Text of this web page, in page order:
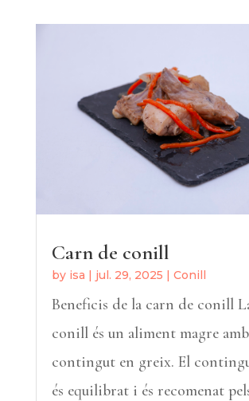
Carn de conill
by isa | jul. 29, 2025 | Conill
Beneficis de la carn de conill
conill és un aliment magre
contingut en greix. El
és equilibrat i és recomenat